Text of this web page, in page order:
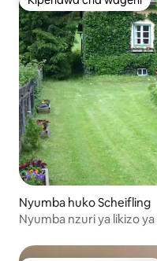
Kipendwa cha wageni
Nyumba huko Scheifling
Nyumba nzuri ya likizo